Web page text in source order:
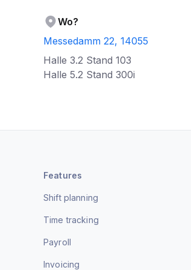
Wo?
Messedamm 22, 14055
Halle 3.2 Stand 103
Halle 5.2 Stand 300i
Features
Shift planning
Time tracking
Payroll
Invoicing